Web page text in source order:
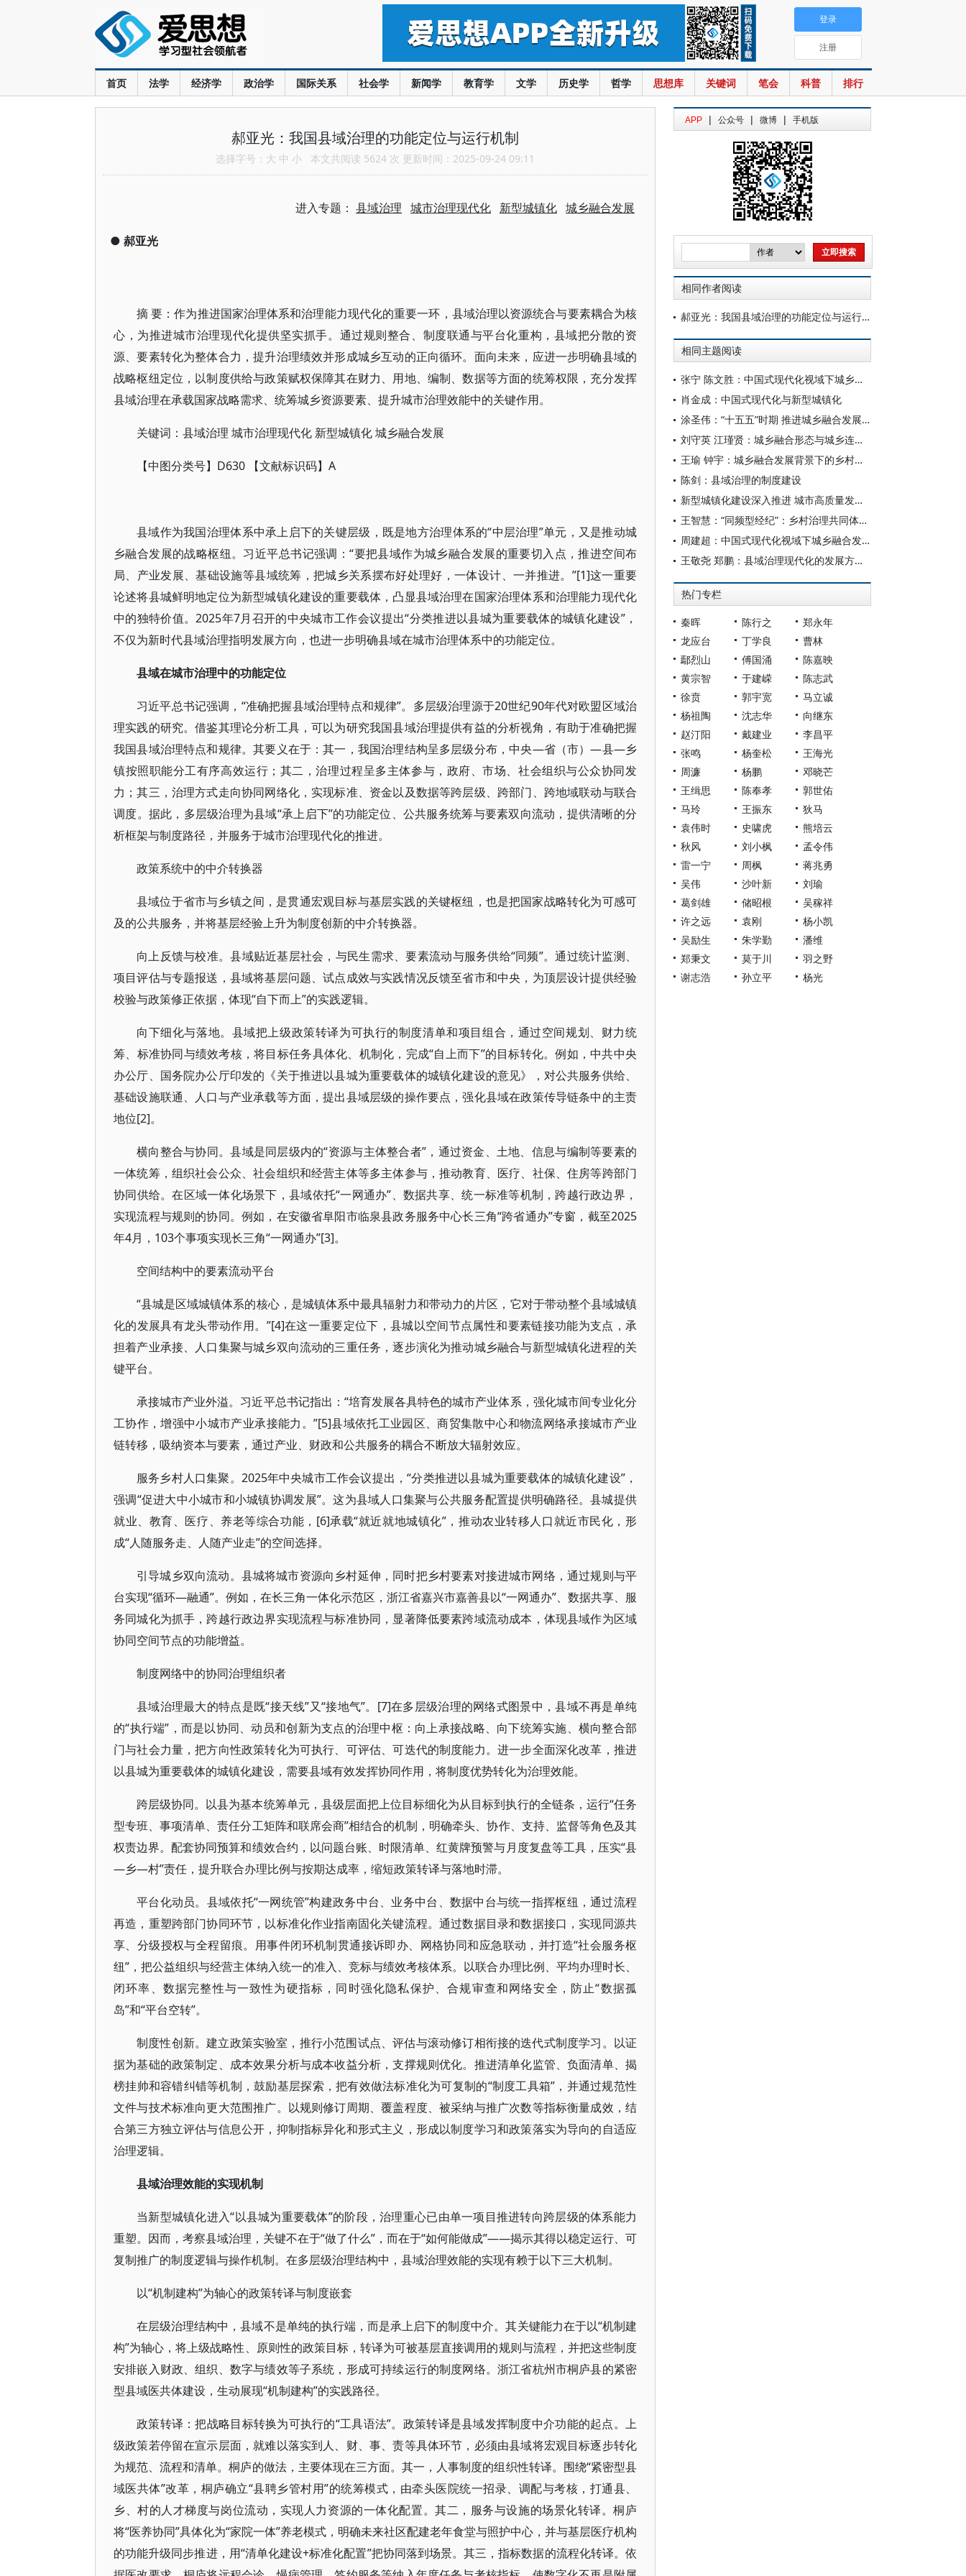
首页 法学 经济学 政治学 国际关系 社会学 新闻学 教育学 文学 历史学 哲学 思想库 关键词 笔会 科普 排行
登录
注册
郝亚光：我国县域治理的功能定位与运行机制
选择字号： 大 中 小 本文共阅读 5624 次 更新时间：2025-09-24 09:11
进入专题： 县域治理 城市治理现代化 新型城镇化 城乡融合发展
● 郝亚光
摘 要：作为推进国家治理体系和治理能力现代化的重要一环，县域治理以资源统合与要素耦合为核
心，为推进城市治理现代化提供坚实抓手。通过规则整合、制度联通与平台化重构，县域把分散的资
源、要素转化为整体合力，提升治理绩效并形成城乡互动的正向循环。面向未来，应进一步明确县域的
战略枢纽定位，以制度供给与政策赋权保障其在财力、用地、编制、数据等方面的统筹权限，充分发挥
县域治理在承载国家战略需求、统筹城乡资源要素、提升城市治理效能中的关键作用。
关键词：县域治理 城市治理现代化 新型城镇化 城乡融合发展
【中图分类号】D630 【文献标识码】A
县域作为我国治理体系中承上启下的关键层级，既是地方治理体系的“中层治理”单元，又是推动城
乡融合发展的战略枢纽。习近平总书记强调：“要把县域作为城乡融合发展的重要切入点，推进空间布
局、产业发展、基础设施等县域统筹，把城乡关系摆布好处理好，一体设计、一并推进。”[1]这一重要
论述将县城鲜明地定位为新型城镇化建设的重要载体，凸显县域治理在国家治理体系和治理能力现代化
中的独特价值。2025年7月召开的中央城市工作会议提出“分类推进以县城为重要载体的城镇化建设”，
不仅为新时代县域治理指明发展方向，也进一步明确县域在城市治理体系中的功能定位。
县域在城市治理中的功能定位
习近平总书记强调，“准确把握县域治理特点和规律”。多层级治理源于20世纪90年代对欧盟区域治
理实践的研究。借鉴其理论分析工具，可以为研究我国县域治理提供有益的分析视角，有助于准确把握
我国县域治理特点和规律。其要义在于：其一，我国治理结构呈多层级分布，中央—省（市）—县—乡
镇按照职能分工有序高效运行；其二，治理过程呈多主体参与，政府、市场、社会组织与公众协同发
力；其三，治理方式走向协同网络化，实现标准、资金以及数据等跨层级、跨部门、跨地域联动与联合
调度。据此，多层级治理为县域“承上启下”的功能定位、公共服务统筹与要素双向流动，提供清晰的分
析框架与制度路径，并服务于城市治理现代化的推进。
政策系统中的中介转换器
县域位于省市与乡镇之间，是贯通宏观目标与基层实践的关键枢纽，也是把国家战略转化为可感可
及的公共服务，并将基层经验上升为制度创新的中介转换器。
向上反馈与校准。县域贴近基层社会，与民生需求、要素流动与服务供给“同频”。通过统计监测、
项目评估与专题报送，县域将基层问题、试点成效与实践情况反馈至省市和中央，为顶层设计提供经验
校验与政策修正依据，体现“自下而上”的实践逻辑。
向下细化与落地。县域把上级政策转译为可执行的制度清单和项目组合，通过空间规划、财力统
筹、标准协同与绩效考核，将目标任务具体化、机制化，完成“自上而下”的目标转化。例如，中共中央
办公厅、国务院办公厅印发的《关于推进以县城为重要载体的城镇化建设的意见》，对公共服务供给、
基础设施联通、人口与产业承载等方面，提出县域层级的操作要点，强化县域在政策传导链条中的主责
地位[2]。
横向整合与协同。县域是同层级内的“资源与主体整合者”，通过资金、土地、信息与编制等要素的
一体统筹，组织社会公众、社会组织和经营主体等多主体参与，推动教育、医疗、社保、住房等跨部门
协同供给。在区域一体化场景下，县域依托“一网通办”、数据共享、统一标准等机制，跨越行政边界，
实现流程与规则的协同。例如，在安徽省阜阳市临泉县政务服务中心长三角“跨省通办”专窗，截至2025
年4月，103个事项实现长三角“一网通办”[3]。
空间结构中的要素流动平台
“县城是区域城镇体系的核心，是城镇体系中最具辐射力和带动力的片区，它对于带动整个县域城镇
化的发展具有龙头带动作用。”[4]在这一重要定位下，县城以空间节点属性和要素链接功能为支点，承
担着产业承接、人口集聚与城乡双向流动的三重任务，逐步演化为推动城乡融合与新型城镇化进程的关
键平台。
承接城市产业外溢。习近平总书记指出：“培育发展各具特色的城市产业体系，强化城市间专业化分
工协作，增强中小城市产业承接能力。”[5]县域依托工业园区、商贸集散中心和物流网络承接城市产业
链转移，吸纳资本与要素，通过产业、财政和公共服务的耦合不断放大辐射效应。
服务乡村人口集聚。2025年中央城市工作会议提出，“分类推进以县城为重要载体的城镇化建设”，
强调“促进大中小城市和小城镇协调发展”。这为县域人口集聚与公共服务配置提供明确路径。县城提供
就业、教育、医疗、养老等综合功能，[6]承载“就近就地城镇化”，推动农业转移人口就近市民化，形
成“人随服务走、人随产业走”的空间选择。
引导城乡双向流动。县城将城市资源向乡村延伸，同时把乡村要素对接进城市网络，通过规则与平
台实现“循环—融通”。例如，在长三角一体化示范区，浙江省嘉兴市嘉善县以“一网通办”、数据共享、服
务同城化为抓手，跨越行政边界实现流程与标准协同，显著降低要素跨域流动成本，体现县域作为区域
协同空间节点的功能增益。
制度网络中的协同治理组织者
县域治理最大的特点是既“接天线”又“接地气”。[7]在多层级治理的网络式图景中，县域不再是单纯
的“执行端”，而是以协同、动员和创新为支点的治理中枢：向上承接战略、向下统筹实施、横向整合部
门与社会力量，把方向性政策转化为可执行、可评估、可迭代的制度能力。进一步全面深化改革，推进
以县城为重要载体的城镇化建设，需要县域有效发挥协同作用，将制度优势转化为治理效能。
跨层级协同。以县为基本统筹单元，县级层面把上位目标细化为从目标到执行的全链条，运行“任务
型专班、事项清单、责任分工矩阵和联席会商”相结合的机制，明确牵头、协作、支持、监督等角色及其
权责边界。配套协同预算和绩效合约，以问题台账、时限清单、红黄牌预警与月度复盘等工具，压实“县
—乡—村”责任，提升联合办理比例与按期达成率，缩短政策转译与落地时滞。
平台化动员。县域依托“一网统管”构建政务中台、业务中台、数据中台与统一指挥枢纽，通过流程
再造，重塑跨部门协同环节，以标准化作业指南固化关键流程。通过数据目录和数据接口，实现同源共
享、分级授权与全程留痕。用事件闭环机制贯通接诉即办、网格协同和应急联动，并打造“社会服务枢
纽”，把公益组织与经营主体纳入统一的准入、竞标与绩效考核体系。以联合办理比例、平均办理时长、
闭环率、数据完整性与一致性为硬指标，同时强化隐私保护、合规审查和网络安全，防止“数据孤
岛”和“平台空转”。
制度性创新。建立政策实验室，推行小范围试点、评估与滚动修订相衔接的迭代式制度学习。以证
据为基础的政策制定、成本效果分析与成本收益分析，支撑规则优化。推进清单化监管、负面清单、揭
榜挂帅和容错纠错等机制，鼓励基层探索，把有效做法标准化为可复制的“制度工具箱”，并通过规范性
文件与技术标准向更大范围推广。以规则修订周期、覆盖程度、被采纳与推广次数等指标衡量成效，结
合第三方独立评估与信息公开，抑制指标异化和形式主义，形成以制度学习和政策落实为导向的自适应
治理逻辑。
县域治理效能的实现机制
当新型城镇化进入“以县城为重要载体”的阶段，治理重心已由单一项目推进转向跨层级的体系能力
重塑。因而，考察县域治理，关键不在于“做了什么”，而在于“如何能做成”——揭示其得以稳定运行、可
复制推广的制度逻辑与操作机制。在多层级治理结构中，县域治理效能的实现有赖于以下三大机制。
以“机制建构”为轴心的政策转译与制度嵌套
在层级治理结构中，县域不是单纯的执行端，而是承上启下的制度中介。其关键能力在于以“机制建
构”为轴心，将上级战略性、原则性的政策目标，转译为可被基层直接调用的规则与流程，并把这些制度
安排嵌入财政、组织、数字与绩效等子系统，形成可持续运行的制度网络。浙江省杭州市桐庐县的紧密
型县域医共体建设，生动展现“机制建构”的实践路径。
政策转译：把战略目标转换为可执行的“工具语法”。政策转译是县域发挥制度中介功能的起点。上
级政策若停留在宣示层面，就难以落实到人、财、事、责等具体环节，必须由县域将宏观目标逐步转化
为规范、流程和清单。桐庐的做法，主要体现在三方面。其一，人事制度的组织性转译。围绕“紧密型县
域医共体”改革，桐庐确立“县聘乡管村用”的统筹模式，由牵头医院统一招录、调配与考核，打通县、
乡、村的人才梯度与岗位流动，实现人力资源的一体化配置。其二，服务与设施的场景化转译。桐庐
将“医养协同”具体化为“家院一体”养老模式，明确未来社区配建老年食堂与照护中心，并与基层医疗机构
的功能升级同步推进，用“清单化建设+标准化配置”把协同落到场景。其三，指标数据的流程化转译。依
APP | 公众号 | 微博 | 手机版
相同作者阅读
郝亚光：我国县域治理的功能定位与运行机制
相同主题阅读
张宁 陈文胜：中国式现代化视域下城乡融合的制度创新与治理逻辑
肖金成：中国式现代化与新型城镇化
涂圣伟：“十五五”时期 推进城乡融合发展的着力点
刘守英 江瑾贤：城乡融合形态与城乡连续体构建
王瑜 钟宇：城乡融合发展背景下的乡村经营：发生逻辑与实践机制
陈剑：县域治理的制度建设
新型城镇化建设深入推进 城市高质量发展成效显著——“十四五”经济社会发展成就系列报告之六
王智慧：“同频型经纪”：乡村治理共同体中的角色适配
周建超：中国式现代化视域下城乡融合发展何以必然
王敬尧 郑鹏：县域治理现代化的发展方位与改革进路
热门专栏
秦晖 陈行之
郑永年
龙应台
丁学良
曹林
鄢烈山
傅国涌
陈嘉映
黄宗智
于建嵘
陈志武
徐贲
郭宇宽
马立诚
杨祖陶
沈志华
向继东
赵汀阳
戴建业
李昌平
张鸣
杨奎松
王海光
周濂
杨鹏
邓晓芒
王缉思
陈奉孝
郭世佑
马玲
王振东
狄马
袁伟时
史啸虎
熊培云
秋风
刘小枫
孟令伟
雷一宁
周枫
蒋兆勇
吴伟
沙叶新
刘瑜
葛剑雄
储昭根
吴稼祥
许之远
袁刚
杨小凯
吴励生
朱学勤
潘维
郑秉文
莫于川
羽之野
谢志浩
孙立平 杨光